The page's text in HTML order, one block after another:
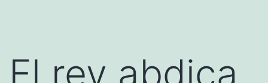
El rey abdica